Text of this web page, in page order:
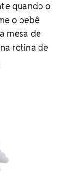
quando o
o bebê
mesa de
rotina de